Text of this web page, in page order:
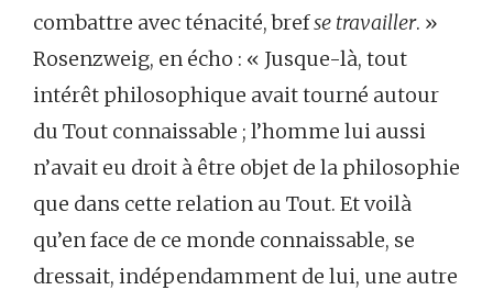
combattre avec ténacité, brefse travailler. »
Rosenzweig, en écho : « Jusque-là, tout
intérêt philosophique avait tourné autour
du Tout connaissable ; l’homme lui aussi
n’avait eu droit à être objet de la philosophie
que dans cette relation au Tout. Et voilà
qu’en face de ce monde connaissable, se
dressait, indépendamment de lui, une autre